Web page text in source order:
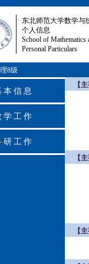
东北师范大学数学与
个人信息
School of
Personal Particulars
8级
本信息
学工作
研工作
【
【
【